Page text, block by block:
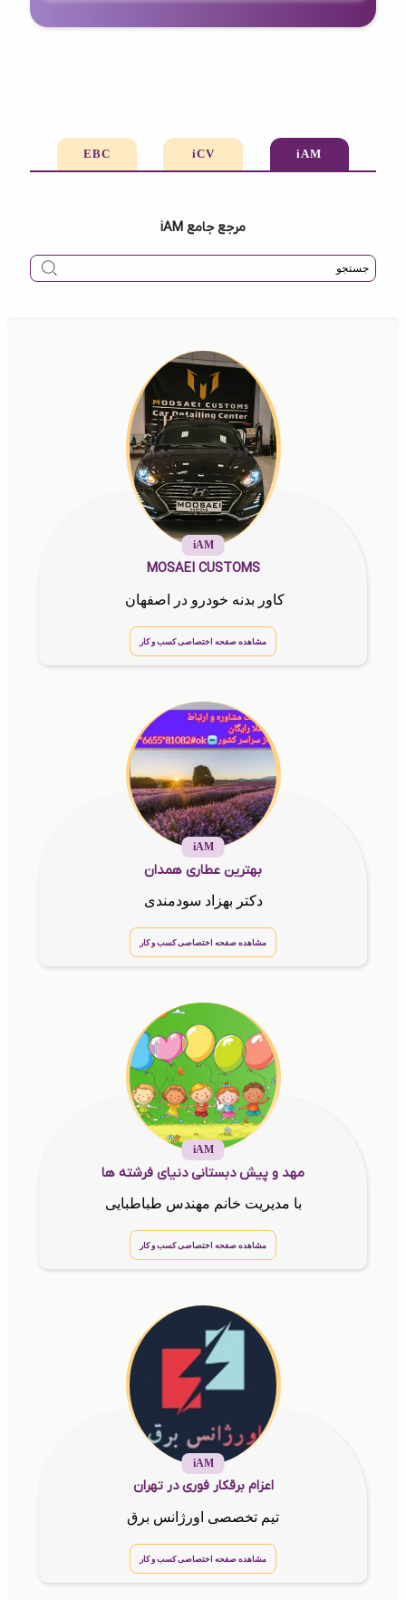
iAM
iCV
EBC
مرجع جامع iAM
iAM
MOSAEI CUSTOMS
کاور بدنه خودرو در اصفهان
مشاهده صفحه اختصاصی کسب و کار
iAM
بهترین عطاری همدان
دکتر بهزاد سودمندی
مشاهده صفحه اختصاصی کسب و کار
iAM
مهد و پیش دبستانی دنیای فرشته ها
با مدیریت خانم مهندس طباطبایی
مشاهده صفحه اختصاصی کسب و کار
iAM
اعزام برقکار فوری در تهران
تیم تخصصی اورژانس برق
مشاهده صفحه اختصاصی کسب و کار